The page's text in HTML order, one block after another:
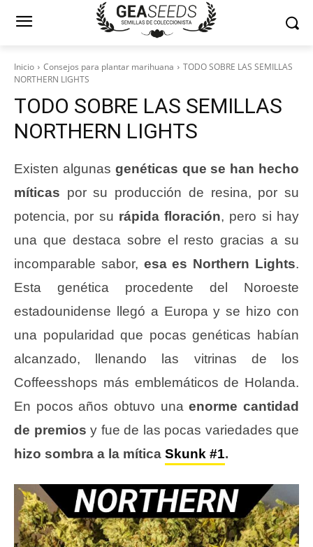
Inicio Consejos para plantar marihuana
TODO SOBRE LAS SEMILLAS
NORTHERN LIGHTS
TODO SOBRE LAS SEMILLAS
NORTHERN LIGHTS
Existen algunas genéticas que se han hecho
míticas por su producción de resina, por su
potencia, por su rápida floración, pero si hay
una que destaca sobre el resto gracias a su
incomparable sabor, esa es Northern Lights.
Esta genética procedente del Noroeste
estadounidense llegó a Europa y se hizo con
una popularidad que pocas genéticas habían
alcanzado, llenando las vitrinas de los
Coffeesshops más emblemáticos de Holanda.
En pocos años obtuvo unaenorme cantidad
de premios y fue de las pocas variedades que
hizo sombra a la mítica Skunk #1.